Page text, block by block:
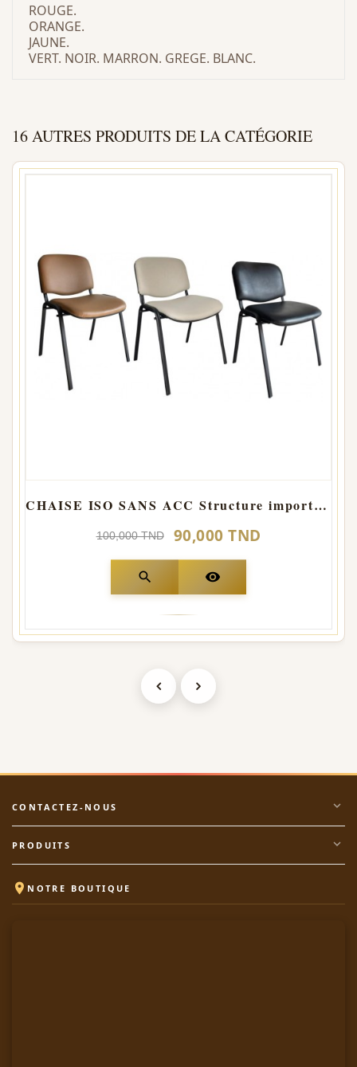
ROUGE.
ORANGE.
JAUNE.
VERT. NOIR. MARRON. GREGE. BLANC.
16 AUTRES PRODUITS DE LA CATÉGORIE
CHAISE ISO SANS ACC Structure importation
100,000 TND 90,000 TND
search visibility
CONTACTEZ-NOUS expand_more
PRODUITS expand_more
 NOTRE BOUTIQUE